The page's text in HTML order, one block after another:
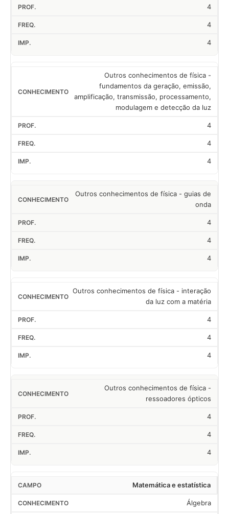
4
4
4
Outros conhecimentos de física -
fundamentos da geração, emissão,
amplificação, transmissão, processamento,
modulagem e detecção da luz
4
4
4
Outros conhecimentos de física - guias de
onda
4
4
4
Outros conhecimentos de física - interação
da luz com a matéria
4
4
4
Outros conhecimentos de física -
ressoadores ópticos
4
4
4
Matemática e estatística
Álgebra